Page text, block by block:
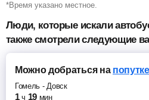
*Время указано местное.
Люди, которые искали
также смотрели следующие
Можно добратьсяна попутке
Гомель -Довск
1 ч 19 мин